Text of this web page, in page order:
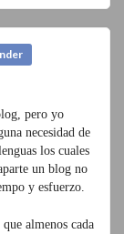
pero yo
necesidad de
los cuales
un blog no
y esfuerzo.
almenos cada